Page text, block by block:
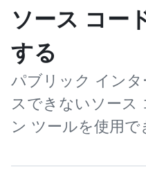
ソース コー
する
パブリック イン
スできないソース
ン ツールを使用で